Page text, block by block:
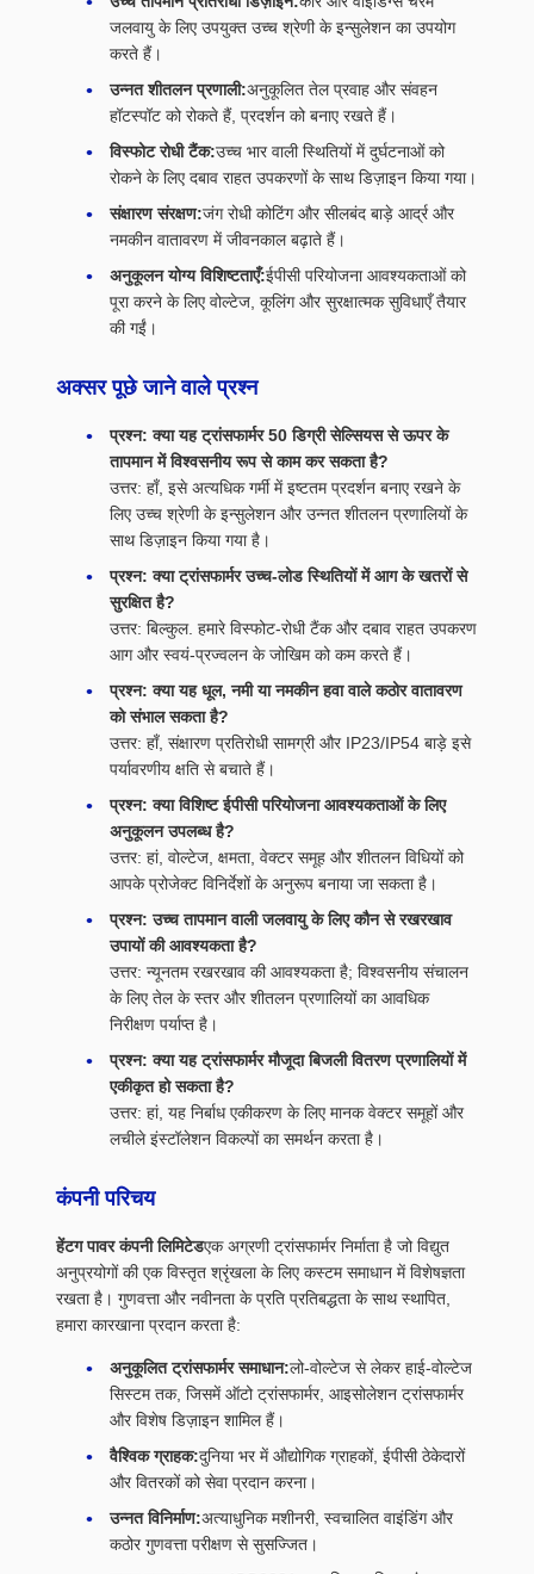
जलवायु के लिए उपयुक्त उच्च श्रेणी के इन्सुलेशन का उपयोग
करते हैं।
उन्नत शीतलन प्रणाली:अनुकूलित तेल प्रवाह और संवहन
हॉटस्पॉट को रोकते हैं, प्रदर्शन को बनाए रखते हैं।
विस्फोट रोधी टैंक:उच्च भार वाली स्थितियों में दुर्घटनाओं को
रोकने के लिए दबाव राहत उपकरणों के साथ डिज़ाइन किया गया।
संक्षारण संरक्षण:जंग रोधी कोटिंग और सीलबंद बाड़े आर्द्र और
नमकीन वातावरण में जीवनकाल बढ़ाते हैं।
अनुकूलन योग्य विशिष्टताएँ:ईपीसी परियोजना आवश्यकताओं को
पूरा करने के लिए वोल्टेज, कूलिंग और सुरक्षात्मक सुविधाएँ तैयार
की गईं।
अक्सर पूछे जाने वाले प्रश्न
प्रश्न: क्या यह ट्रांसफार्मर 50 डिग्री सेल्सियस से ऊपर के
तापमान में विश्वसनीय रूप से काम कर सकता है?
उत्तर: हाँ, इसे अत्यधिक गर्मी में इष्टतम प्रदर्शन बनाए रखने के
लिए उच्च श्रेणी के इन्सुलेशन और उन्नत शीतलन प्रणालियों के
साथ डिज़ाइन किया गया है।
प्रश्न: क्या ट्रांसफार्मर उच्च-लोड स्थितियों में आग के खतरों से
सुरक्षित है?
उत्तर: बिल्कुल. हमारे विस्फोट-रोधी टैंक और दबाव राहत उपकरण
आग और स्वयं-प्रज्वलन के जोखिम को कम करते हैं।
प्रश्न: क्या यह धूल, नमी या नमकीन हवा वाले कठोर वातावरण
को संभाल सकता है?
उत्तर: हाँ, संक्षारण प्रतिरोधी सामग्री और IP23/IP54 बाड़े इसे
पर्यावरणीय क्षति से बचाते हैं।
प्रश्न: क्या विशिष्ट ईपीसी परियोजना आवश्यकताओं के लिए
अनुकूलन उपलब्ध है?
उत्तर: हां, वोल्टेज, क्षमता, वेक्टर समूह और शीतलन विधियों को
आपके प्रोजेक्ट विनिर्देशों के अनुरूप बनाया जा सकता है।
प्रश्न: उच्च तापमान वाली जलवायु के लिए कौन से रखरखाव
उपायों की आवश्यकता है?
उत्तर: न्यूनतम रखरखाव की आवश्यकता है; विश्वसनीय संचालन
के लिए तेल के स्तर और शीतलन प्रणालियों का आवधिक
निरीक्षण पर्याप्त है।
प्रश्न: क्या यह ट्रांसफार्मर मौजूदा बिजली वितरण प्रणालियों में
एकीकृत हो सकता है?
उत्तर: हां, यह निर्बाध एकीकरण के लिए मानक वेक्टर समूहों और
लचीले इंस्टॉलेशन विकल्पों का समर्थन करता है।
कंपनी परिचय
हेंटग पावर कंपनी लिमिटेडएक अग्रणी ट्रांसफार्मर निर्माता है जो विद्युत
अनुप्रयोगों की एक विस्तृत श्रृंखला के लिए कस्टम समाधान में विशेषज्ञता
रखता है। गुणवत्ता और नवीनता के प्रति प्रतिबद्धता के साथ स्थापित,
हमारा कारखाना प्रदान करता है:
अनुकूलित ट्रांसफार्मर समाधान:लो-वोल्टेज से लेकर हाई-वोल्टेज
सिस्टम तक, जिसमें ऑटो ट्रांसफार्मर, आइसोलेशन ट्रांसफार्मर
और विशेष डिज़ाइन शामिल हैं।
वैश्विक ग्राहक:दुनिया भर में औद्योगिक ग्राहकों, ईपीसी ठेकेदारों
और वितरकों को सेवा प्रदान करना।
उन्नत विनिर्माण:अत्याधुनिक मशीनरी, स्वचालित वाइंडिंग और
कठोर गुणवत्ता परीक्षण से सुसज्जित।